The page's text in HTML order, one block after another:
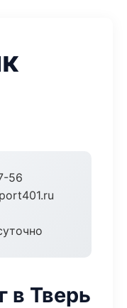
56
в Тверь